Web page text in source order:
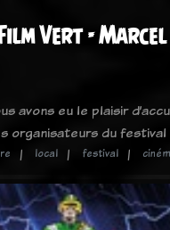
Vert - Marcel
avons eu le plaisir
organisateurs du festival
local festival